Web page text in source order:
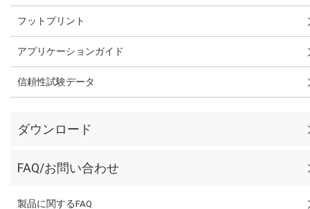
フットプリント
アプリケーションガイド
信頼性試験データ
ダウンロード
FAQ/お問い合わせ
製品に関するFAQ